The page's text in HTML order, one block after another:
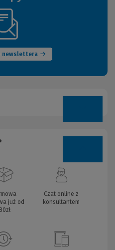
newslettera
(Nowe
okno)
już od
Czat online z
konsultantem